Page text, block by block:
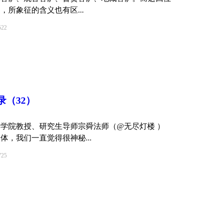
所象征的含义也有区...
32）
院教授、研究生导师宗舜法师（@无尽灯楼 ）
，我们一直觉得很神秘...